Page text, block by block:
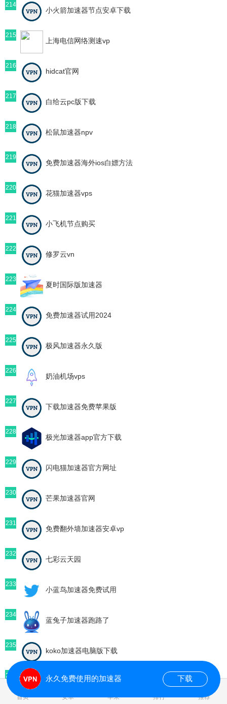
214
小火箭加速器节点安卓下载
215
上海电信网络测速vp
216
hidcat官网
217
白给云pc版下载
218
松鼠加速器npv
219
免费加速器海外ios白嫖方法
220
花猫加速器vps
221
小飞机节点购买
222
修罗云vn
223
夏时国际版加速器
224
免费加速器试用2024
225
极风加速器永久版
226
奶油机场vps
227
下载加速器免费苹果版
228
极光加速器app官方下载
229
闪电猫加速器官方网址
230
芒果加速器官网
231
免费翻外墙加速器安卓vp
232
七彩云天园
233
小蓝鸟加速器免费试用
234
蓝兔子加速器跑路了
235
koko加速器电脑版下载
236
中国电信测速网安卓版
首页 安卓 苹果 排行 推荐
永久免费使用的加速器 下载